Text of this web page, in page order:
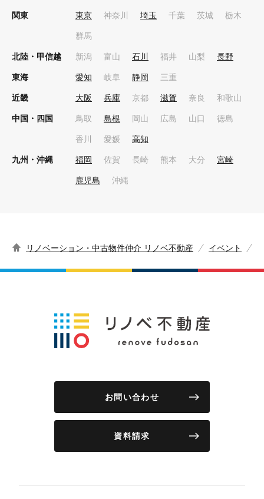
関東 東京 神奈川 埼玉 千葉 茨城 栃木
群馬
北陸・甲信越 新潟 富山 石川 福井 山梨 長野
東海 愛知 岐阜 静岡 三重
近畿 大阪 兵庫 京都 滋賀 奈良 和歌山
中国・四国 鳥取 島根 岡山 広島 山口 徳島
香川 愛媛 高知
九州・沖縄 福岡 佐賀 長崎 熊本 大分 宮崎
鹿児島 沖縄
リノベーション・中古物件仲介 リノベ不動産 イベント
お問い合わせ
資料請求